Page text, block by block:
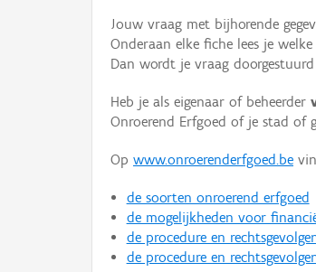
Jouw vraag met bijhorende
Onderaan elke fiche lees je
Dan wordt je vraag
Heb je als eigenaar of beheerder
Onroerend Erfgoed of je stad of
Op www.onroerenderfgoed.be
de soorten onroerend erfgoed
de mogelijkheden voor
de procedure en
de procedure en